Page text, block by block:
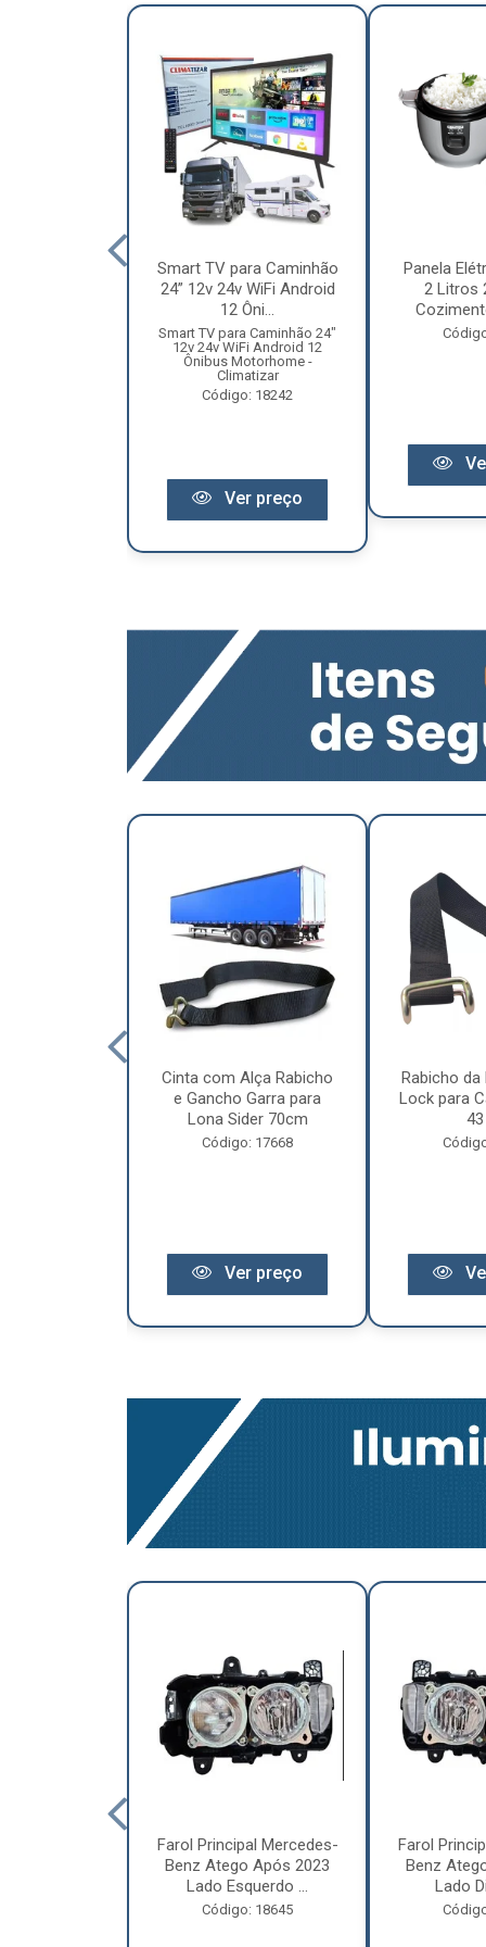
Smart TV para Caminhão
24” 12v 24v WiFi Android
12 Ôni...
Smart TV para Caminhão 24"
12v 24v WiFi Android 12
Ônibus Motorhome -
Climatizar
Código: 18242
Ver preço
Panela
2 Litros
Cinta com Alça Rabicho
e Gancho Garra para
Lona Sider 70cm
Código: 17668
Ver preço
Rabicho da
Lock para
Farol Principal Mercedes-
Benz Atego Após 2023
Lado Esquerdo ...
Código: 18645
Farol
Benz
Lado